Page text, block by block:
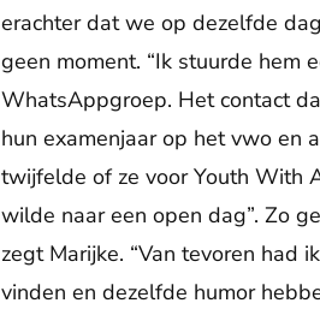
erachter dat we op dezelfde
geen moment. “Ik stuurde hem
WhatsAppgroep. Het contact
hun examenjaar op het vwo en
twijfelde of ze voor Youth With
wilde naar een open dag”. Zo
zegt Marijke. “Van tevoren had
vinden en dezelfde humor